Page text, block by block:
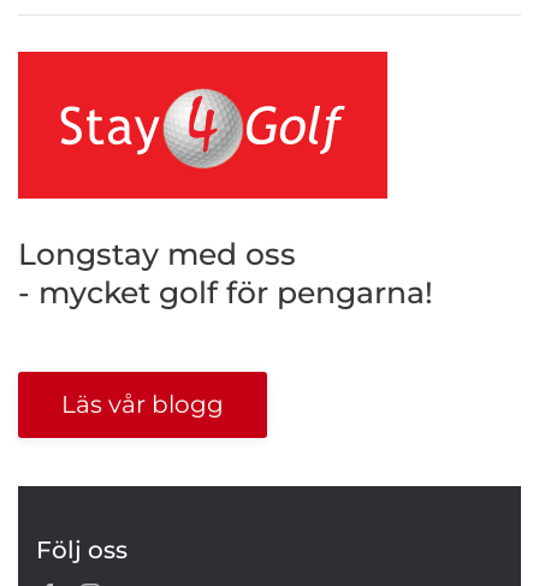
Longstay med oss
- mycket golf för pengarna!
Läs vår blogg
Följ oss